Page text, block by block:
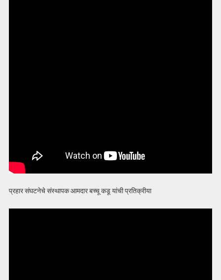
प्रहार संघटनेचे संस्थापक आमदार बच्चू कडू यांची प्रतिक्रीया